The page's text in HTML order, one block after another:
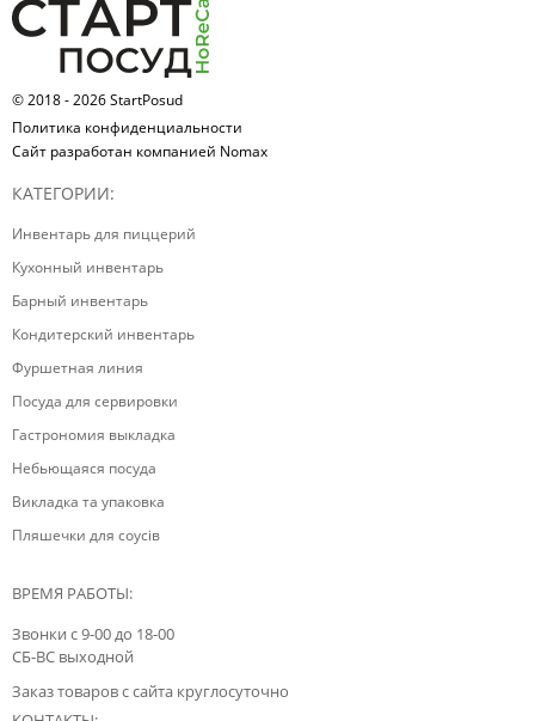
© 2018 - 2026 StartPosud
Политика конфиденциальности
Сайт разработан компанией Nomax
КАТЕГОРИИ:
Инвентарь для пиццерий
Кухонный инвентарь
Барный инвентарь
Кондитерский инвентарь
Фуршетная линия
Посуда для сервировки
Гастрономия выкладка
Небьющаяся посуда
Викладка та упаковка
Пляшечки для соусів
ВРЕМЯ РАБОТЫ:
Звонки с 9-00 до 18-00
СБ-ВС выходной
Заказ товаров с сайта круглосуточно